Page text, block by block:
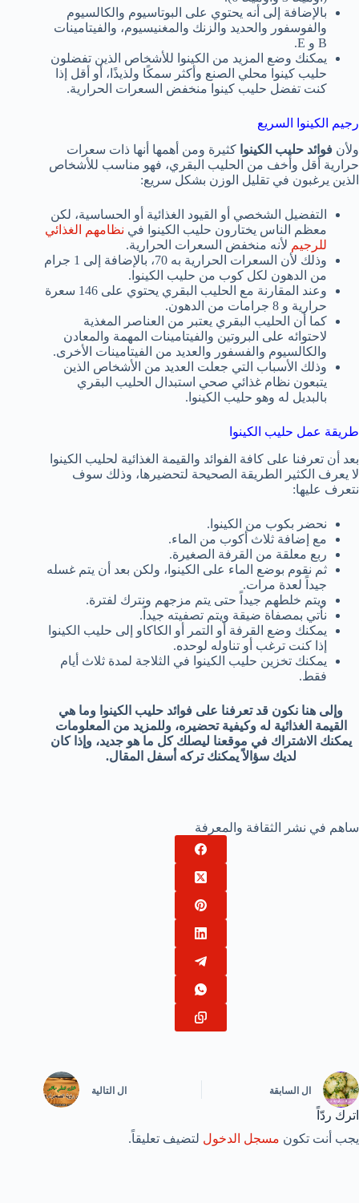
بالإضافة إلى أنه يحتوي على البوتاسيوم والكالسيوم
والفوسفور والحديد والزنك والمغنيسيوم، والفيتامينات
B و E.
يمكنك وضع المزيد من الكينوا للأشخاص الذين تفضلون
حليب كينوا محلي الصنع وأكثر سمكًا ولذيذًا، أو أقل إذا
كنت تفضل حليب كينوا منخفض السعرات الحرارية.
رجيم الكينوا السريع
ولأن فوائد حليب الكينوا كثيرة ومن أهمها أنها ذات سعرات
حرارية أقل وأخف من الحليب البقري، فهو مناسب للأشخاص
الذين يرغبون في تقليل الوزن بشكل سريع:
التفضيل الشخصي أو القيود الغذائية أو الحساسية، لكن
معظم الناس يختارون حليب الكينوا في نظامهم الغذائي
للرجيم لأنه منخفض السعرات الحرارية.
وذلك لأن السعرات الحرارية به 70، بالإضافة إلى 1 جرام
من الدهون لكل كوب من حليب الكينوا.
وعند المقارنة مع الحليب البقري يحتوي على 146 سعرة
حرارية و 8 جرامات من الدهون.
كما أن الحليب البقري يعتبر من العناصر المغذية
لاحتوائه على البروتين والفيتامينات المهمة والمعادن
والكالسيوم والفسفور والعديد من الفيتامينات الأخرى.
وذلك الأسباب التي جعلت العديد من الأشخاص الذين
يتبعون نظام غذائي صحي استبدال الحليب البقري
بالبديل له وهو حليب الكينوا.
طريقة عمل حليب الكينوا
بعد أن تعرفنا على كافة الفوائد والقيمة الغذائية لحليب الكينوا
لا يعرف الكثير الطريقة الصحيحة لتحضيرها، وذلك سوف
نتعرف عليها:
نحضر بكوب من الكينوا.
مع إضافة ثلاث أكوب من الماء.
ربع معلقة من القرفة الصغيرة.
ثم نقوم بوضع الماء على الكينوا، ولكن بعد أن يتم غسله
جيداً لعدة مرات.
ويتم خلطهم جيداً حتى يتم مزجهم ونترك لفترة.
نأتي بمصفاة ضيقة ويتم تصفيته جيداً.
يمكنك وضع القرفة أو التمر أو الكاكاو إلى حليب الكينوا
إذا كنت ترغب أو تناوله لوحده.
يمكنك تخزين حليب الكينوا في الثلاجة لمدة ثلاث أيام
فقط.
وإلى هنا نكون قد تعرفنا على فوائد حليب الكينوا وما هي
القيمة الغذائية له وكيفية تحضيره، وللمزيد من المعلومات
يمكنك الاشتراك في موقعنا ليصلك كل ما هو جديد، وإذا كان
لديك سؤالاً يمكنك تركه أسفل المقال.
ساهم في نشر الثقافة والمعرفة
ال السابقة ال التالية
اترك ردّاً
يجب أنت تكون مسجل الدخول لتضيف تعليقاً.